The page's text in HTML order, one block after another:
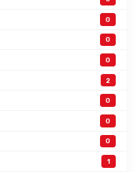
0
0
0
2
0
0
0
1